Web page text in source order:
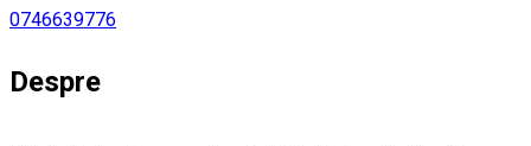
0746639776
Despre